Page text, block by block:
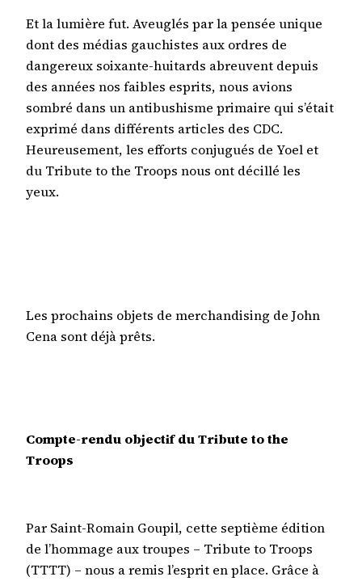
Et la lumière fut. Aveuglés par la pensée unique
dont des médias gauchistes aux ordres de
dangereux soixante-huitards abreuvent depuis
des années nos faibles esprits, nous avions
sombré dans un antibushisme primaire qui s’était
exprimé dans différents articles des CDC.
Heureusement, les efforts conjugués de Yoel et
du Tribute to the Troops nous ont décillé les
yeux.
Les prochains objets de merchandising de John
Cena sont déjà prêts.
Compte-rendu objectif du Tribute to the
Troops
Par Saint-Romain Goupil, cette septième édition
de l’hommage aux troupes – Tribute to Troops
(TTTT) – nous a remis l’esprit en place. Grâce à